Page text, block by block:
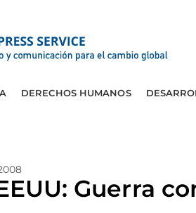
DERECHOS HUMANOS
Guerra